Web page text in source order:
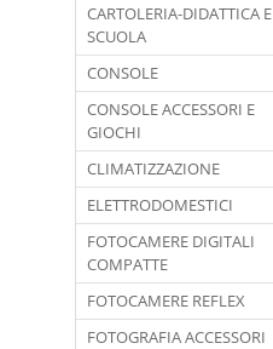
CARTOLERIA-DIDATTICA E
SCUOLA
CONSOLE
CONSOLE ACCESSORI E
GIOCHI
CLIMATIZZAZIONE
ELETTRODOMESTICI
FOTOCAMERE DIGITALI
COMPATTE
FOTOCAMERE REFLEX
FOTOGRAFIA ACCESSORI